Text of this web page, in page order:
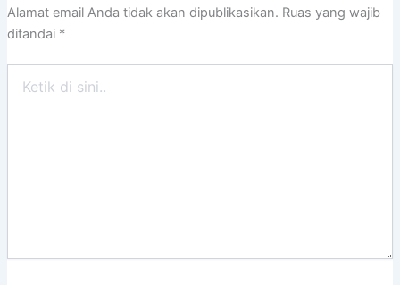
Alamat email Anda tidak akan dipublikasikan. Ruas yang wajib
ditandai *